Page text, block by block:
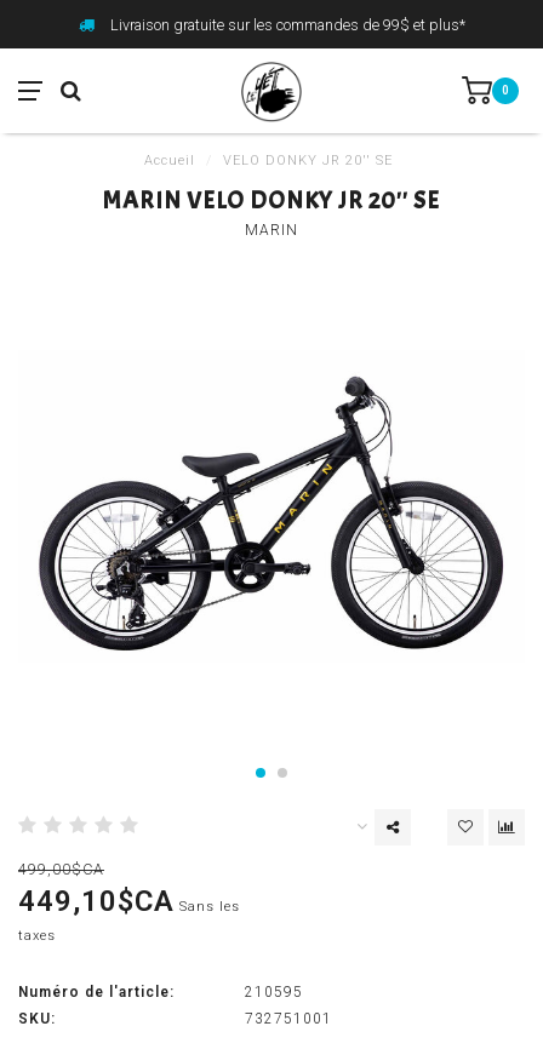
Livraison gratuite sur les commandes de 99$ et plus*
0
Accueil VELO DONKY JR 20'' SE
MARIN VELO DONKY JR 20'' SE
MARIN
499,00$CA
449,10$CA Sans les
taxes
Numéro de l'article:
210595
SKU:
732751001